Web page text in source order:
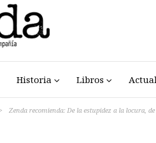
Historia Libros
> Zenda recomienda: De la estupidez a la locura,